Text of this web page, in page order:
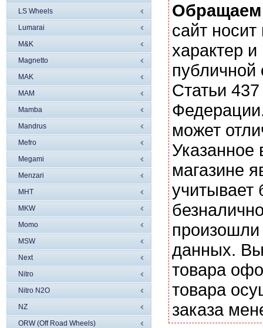
LS Wheels
Lumarai
M&K
Magnetto
MAK
MAM
Mamba
Mandrus
Mefro
Megami
Menzari
MHT
MKW
Momo
MSW
Next
Nitro
Nitro N2O
NZ
ORW (Off Road Wheels)
сайт
характер
Статьи
может
магазине
учитывает
данных. Вы
товара
товара
заказа